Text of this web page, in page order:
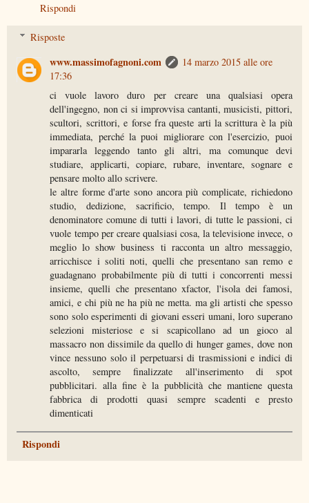
Rispondi
Risposte
www.massimofagnoni.com
14 marzo 2015 alle ore
17:36
ci vuole lavoro duro per creare una qualsiasi opera
dell'ingegno, non ci si improvvisa cantanti, musicisti, pittori,
scultori, scrittori, e forse fra queste arti la scrittura è la più
immediata, perché la puoi migliorare con l'esercizio, puoi
impararla leggendo tanto gli altri, ma comunque devi
studiare, applicarti, copiare, rubare, inventare, sognare e
pensare molto allo scrivere.
le altre forme d'arte sono ancora più complicate, richiedono
studio, dedizione, sacrificio, tempo. Il tempo è un
denominatore comune di tutti i lavori, di tutte le passioni, ci
vuole tempo per creare qualsiasi cosa, la televisione invece, o
meglio lo show business ti racconta un altro messaggio,
arricchisce i soliti noti, quelli che presentano san remo e
guadagnano probabilmente più di tutti i concorrenti messi
insieme, quelli che presentano xfactor, l'isola dei famosi,
amici, e chi più ne ha più ne metta. ma gli artisti che spesso
sono solo esperimenti di giovani esseri umani, loro superano
selezioni misteriose e si scapicollano ad un gioco al
massacro non dissimile da quello di hunger games, dove non
vince nessuno solo il perpetuarsi di trasmissioni e indici di
ascolto, sempre finalizzate all'inserimento di spot
pubblicitari. alla fine è la pubblicità che mantiene questa
fabbrica di prodotti quasi sempre scadenti e presto
dimenticati
Rispondi